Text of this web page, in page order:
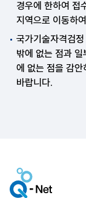
경우에 한하여 접
지역으로 이동하
국가기술자격검
밖에 없는 점과
에 없는 점을 감안
바랍니다.